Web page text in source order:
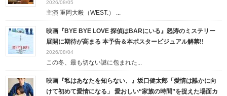
2026/08/05
主演 重岡大毅（WEST.） ...
映画『BYE BYE LOVE 探偵はBARにいる』怒涛のミステリー
展開に期待が高まる 本予告＆本ポスタービジュアル解禁!!
2026/08/04
この冬、最も切ない謎に包まれた...
映画『私はあなたを知らない、』坂口健太郎「愛情は誰かに向
けて初めて愛情になる」 愛おしい“家族の時間”を捉えた場面カ